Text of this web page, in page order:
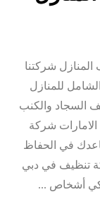
|0568199078| تنظيف المنازل شركتنا
للمنازل
السجاد والكنب
شركة
في الحفاظ
تنظيف في دبي
لكي أشخاص ...